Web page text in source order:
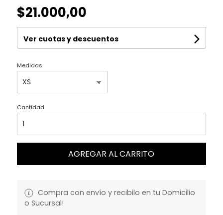
$21.000,00
Ver cuotas y descuentos
Medidas
Cantidad
AGREGAR AL CARRITO
Compra con envío y recibilo en tu Domicilio
o Sucursal!